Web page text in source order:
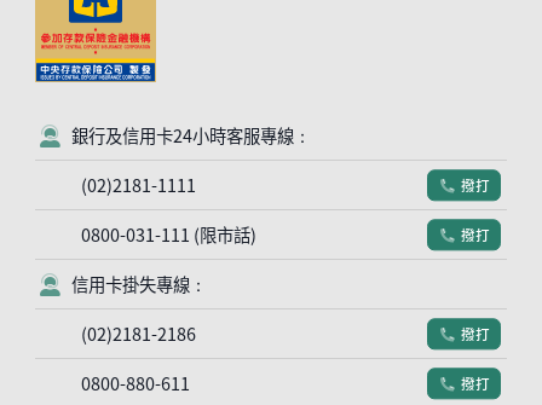
客服符號
銀行及信用卡24小時客服專線：
(02)2181-1111
電話符號
撥打
0800-031-111 (限市話) 電話符號
撥打
客服符號
信用卡掛失專線：
(02)2181-2186
電話符號
撥打
0800-880-611 電話符號
撥打